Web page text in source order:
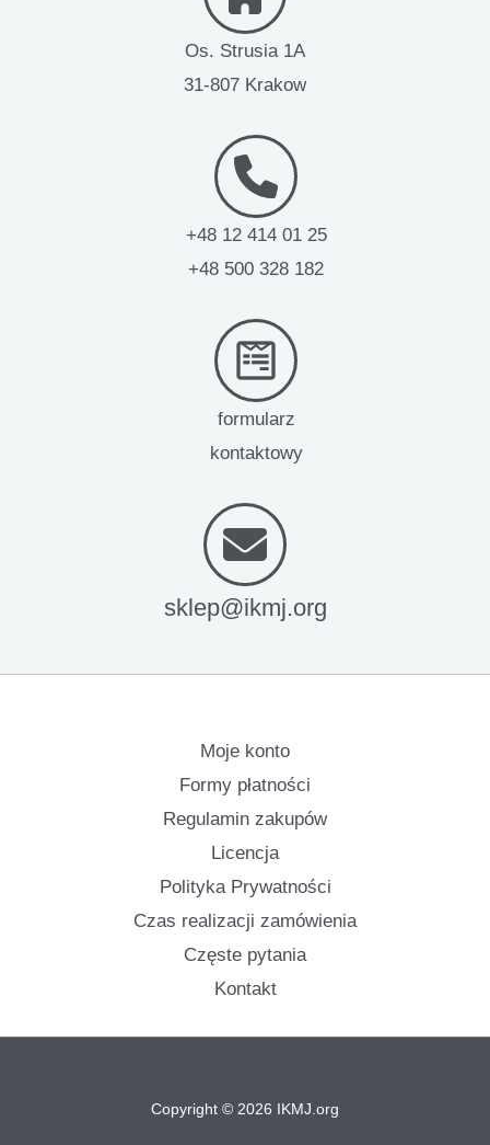
Os. Strusia 1A
31-807 Krakow
+48 12 414 01 25
+48 500 328 182
formularz
kontaktowy
sklep@ikmj.org
Moje konto
Formy płatności
Regulamin zakupów
Licencja
Polityka Prywatności
Czas realizacji zamówienia
Częste pytania
Kontakt
Copyright © 2026 IKMJ.org